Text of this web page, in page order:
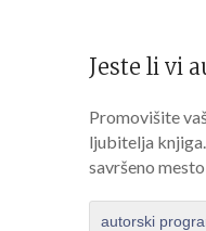
Jeste li vi
Promovišite
ljubitelja
savršeno
autorski